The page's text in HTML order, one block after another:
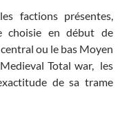
factions présentes,
choisie en début de
ou le bas Moyen
Total war, les
de sa trame